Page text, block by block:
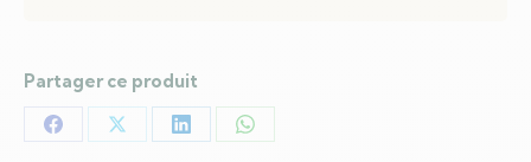
Partager ce produit
PartagerPartagerPartagerPartager